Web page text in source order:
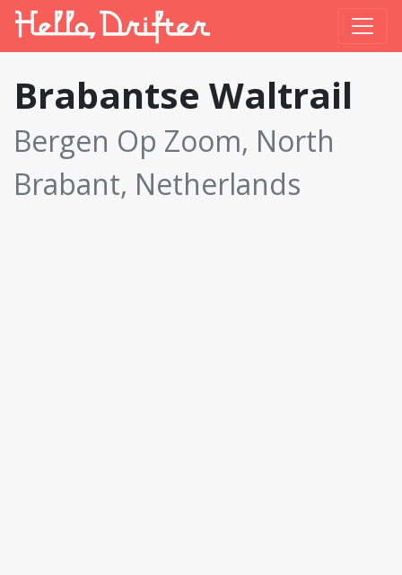
Brabantse Waltrail
Bergen Op Zoom, North
Brabant, Netherlands